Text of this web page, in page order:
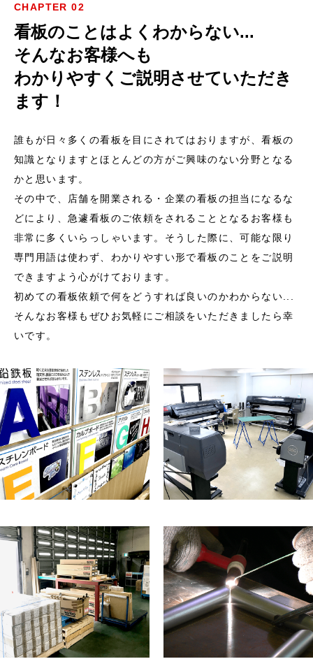
看板製作
看板デザイン制作
看板サイン工事事例
CHAPTER 02
看板のことはよくわからない...
そんなお客様へも
わかりやすくご説明させていただき
ます！
誰もが日々多くの看板を目にされてはおりますが、看板の
知識となりますとほとんどの方がご興味のない分野となる
かと思います。
その中で、店舗を開業される・企業の看板の担当になるな
どにより、急遽看板のご依頼をされることとなるお客様も
非常に多くいらっしゃいます。そうした際に、可能な限り
専門用語は使わず、わかりやすい形で看板のことをご説明
できますよう心がけております。
初めての看板依頼で何をどうすれば良いのかわからない...
そんなお客様もぜひお気軽にご相談をいただきましたら幸
いです。